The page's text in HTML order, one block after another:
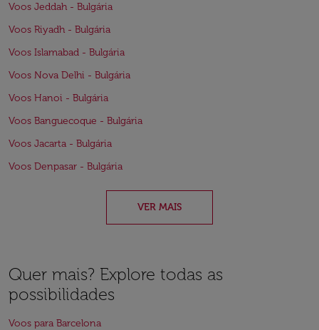
Voos Jeddah - Bulgária
Voos Riyadh - Bulgária
Voos Islamabad - Bulgária
Voos Nova Delhi - Bulgária
Voos Hanoi - Bulgária
Voos Banguecoque - Bulgária
Voos Jacarta - Bulgária
Voos Denpasar - Bulgária
VER MAIS
Quer mais? Explore todas as
possibilidades
Voos para Barcelona